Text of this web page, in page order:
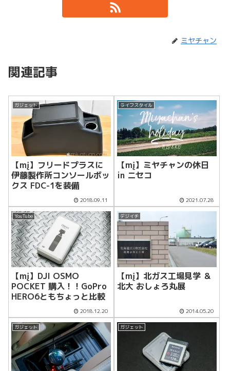
ミヤチャン
関連記事
ガジェット
【mį】フリードプラスに
伊藤製作所コンソールボッ
クス FDC-1を装備
2018.09.11
ライフスタイル
【mį】ミヤチャンの休日
in ニセコ
2021.07.28
YouTube
【mį】DJI OSMO
POCKET 購入！！GoPro
HERO6ともちょっと比較
2018.12.20
デジイチ
【mį】北ガス工場見学 ＆
北大 おしょろ丸展
2014.05.20
ガジェット ガジェット